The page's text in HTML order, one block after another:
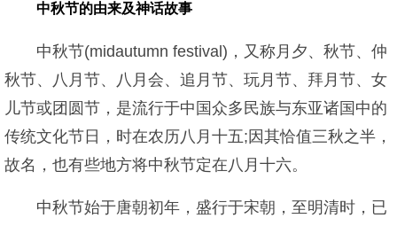
中秋节的由来及神话故事
中秋节(midautumn festival)，又称月夕、秋节、仲
秋节、八月节、八月会、追月节、玩月节、拜月节、女
儿节或团圆节，是流行于中国众多民族与东亚诸国中的
传统文化节日，时在农历八月十五;因其恰值三秋之半，
故名，也有些地方将中秋节定在八月十六。
中秋节始于唐朝初年，盛行于宋朝，至明清时，已